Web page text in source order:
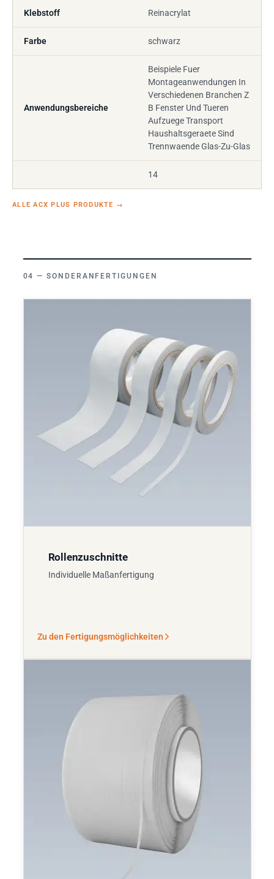
Klebstoff Reinacrylat
Farbe schwarz
Anwendungsbereiche
Beispiele Fuer
Montageanwendungen In
Verschiedenen Branchen Z
B Fenster Und Tueren
Aufzuege Transport
Haushaltsgeraete Sind
Trennwaende Glas-Zu-Glas
14
ALLE ACX PLUS PRODUKTE →
SONDERANFERTIGUNGEN
Rollenzuschnitte
Individuelle Maßanfertigung
Zu den Fertigungsmöglichkeiten